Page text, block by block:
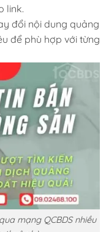
link.
đổi nội dung quảng
để phù hợp với từng
mạng QCBDS nhiều